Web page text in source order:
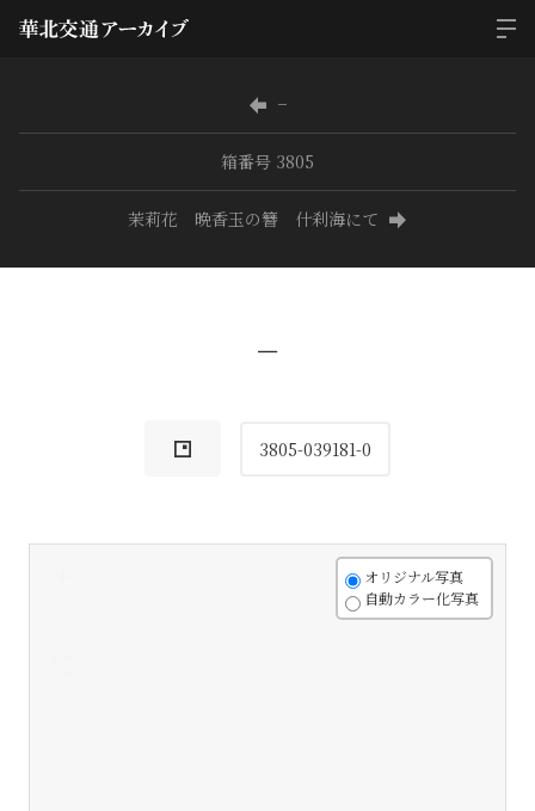
−
箱番号 3805
茉莉花 晩香玉の簪 什刹海にて
−
3805-039181-0
オリジナル写真
自動カラー化写真